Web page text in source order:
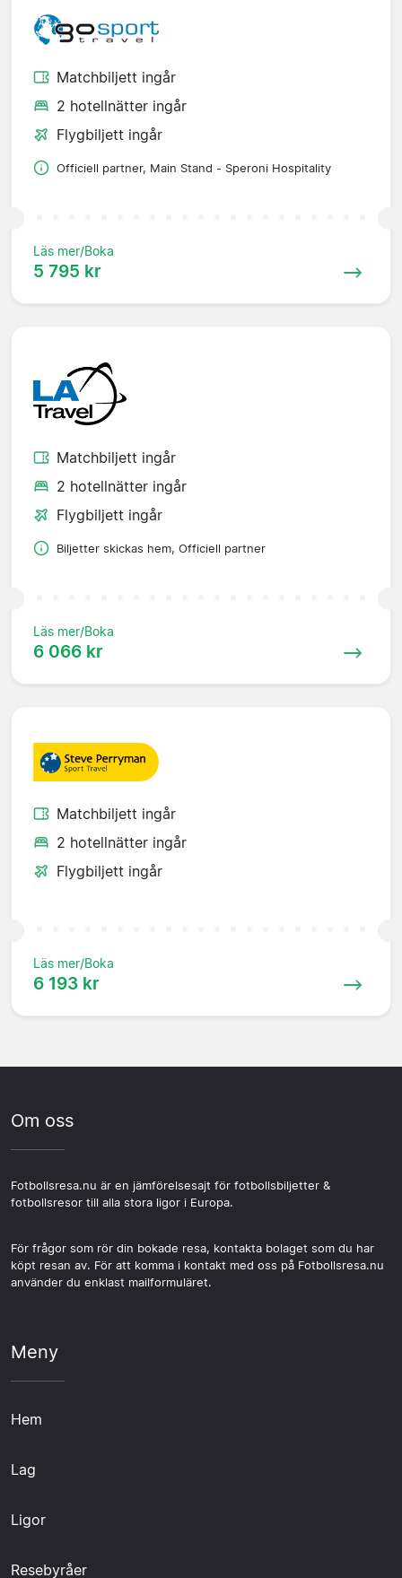
Matchbiljett ingår
2 hotellnätter ingår
Flygbiljett ingår
Officiell partner, Main Stand - Speroni Hospitality
Läs mer/Boka
5 795 kr
Matchbiljett ingår
2 hotellnätter ingår
Flygbiljett ingår
Biljetter skickas hem, Officiell partner
Läs mer/Boka
6 066 kr
Matchbiljett ingår
2 hotellnätter ingår
Flygbiljett ingår
Läs mer/Boka
6 193 kr
Om oss
Fotbollsresa.nu är en jämförelsesajt för fotbollsbiljetter &
fotbollsresor till alla stora ligor i Europa.
För frågor som rör din bokade resa, kontakta bolaget som du har
köpt resan av. För att komma i kontakt med oss på Fotbollsresa.nu
använder du enklast mailformuläret.
Meny
Hem
Lag
Ligor
Resebyråer